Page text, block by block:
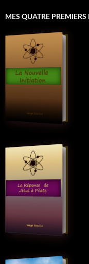
MES QUATRE PREMIERS